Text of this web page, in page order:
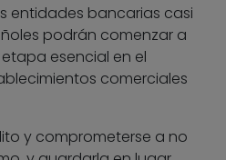
entidades bancarias casi
podrán comenzar a
esencial en el
comerciales
y comprometerse a no